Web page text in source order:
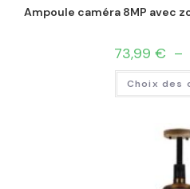
Ampoule caméra 8MP avec
73,99 € –
Choix des